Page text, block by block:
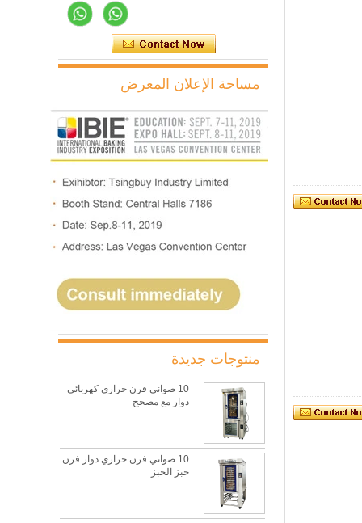
مساحة الإعلان المعرض
منتوجات جديدة
10 صواني فرن حراري كهربائي
دوار مع مصحح
10 صواني فرن حراري دوار فرن
خبز الخبز